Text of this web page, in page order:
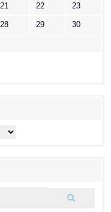
21 22 23
28 29 30